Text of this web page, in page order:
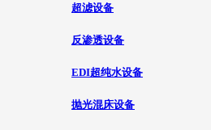
超滤设备
反渗透设备
EDI超纯水设备
抛光混床设备